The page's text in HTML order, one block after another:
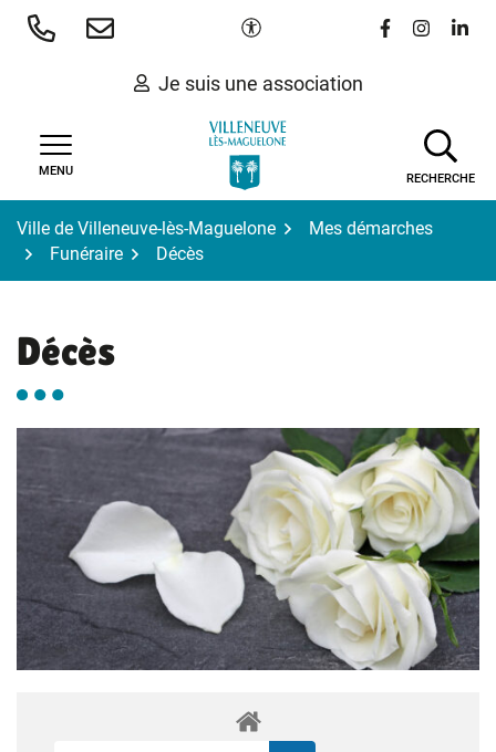
Aller
Paramètres d'accessibilité
Lien vers le
Lien vers
Lien
Je suis une association
MENU
RECHERCHE
Ville de Villeneuve-lès-Maguelone
Mes démarches
Funéraire
Décès
Décès